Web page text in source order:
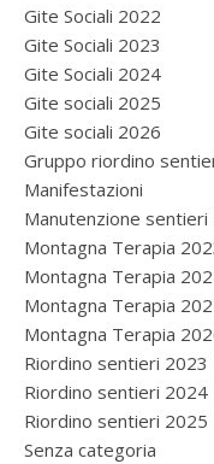
Gite Sociali 2022
Gite Sociali 2023
Gite Sociali 2024
Gite sociali 2025
Gite sociali 2026
Gruppo riordino
Manifestazioni
Manutenzione sentieri
Montagna Terapia
Montagna Terapia
Montagna Terapia
Montagna Terapia
Riordino sentieri 2023
Riordino sentieri 2024
Riordino sentieri 2025
Senza categoria